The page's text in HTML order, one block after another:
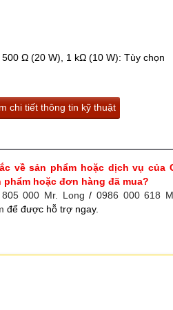
Ω (20 W), 1 kΩ (10 W): Tùy chọn
chi tiết thông tin kỹ thuật
về sản phẩm hoặc dịch vụ của
phẩm hoặc đơn hàng đã mua?
000 Mr. Long /0986 000 618
để được hỗ trợ ngay.